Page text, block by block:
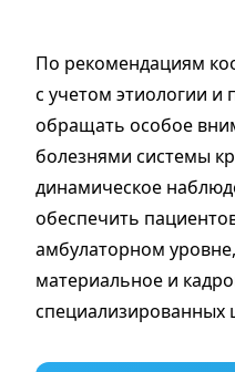
По рекомендациям
с учетом этиологии и
обращать особое
болезнями системы
динамическое
обеспечить
амбулаторном
материальное и
специализированных